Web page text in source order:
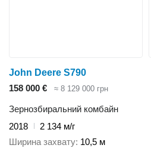
John Deere S790
158 000 €
≈ 8 129 000 грн
Зернозбиральний комбайн
2018
2 134 м/г
Ширина захвату 10,5 м